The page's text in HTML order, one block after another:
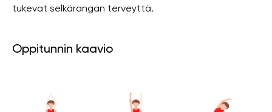
tukevat selkärangan terveyttä.
Oppitunnin kaavio